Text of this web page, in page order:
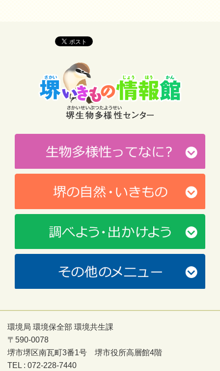
環境局 環境保全部 環境共生課
〒590-0078
堺市堺区南瓦町3番1号 堺市役所高層館4階
TEL : 072-228-7440